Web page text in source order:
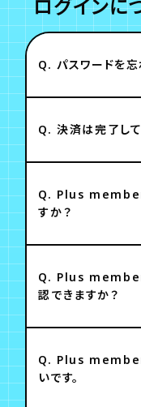
ログインに
Q. パスワードを忘
Q. 決済は完了し
Q. Plus
すか？
Q. Plus
認できますか？
Q. Plus
いです。